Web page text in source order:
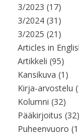
3/2023 (17)
3/2024 (31)
3/2025 (21)
Articles in
Artikkeli (95)
Kansikuva (1)
Kirja-arvostelu
Kolumni (32)
Pääkirjoitus (32)
Puheenvuoro